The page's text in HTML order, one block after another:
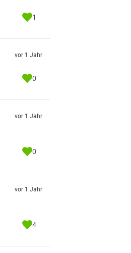
1
vor 1 Jahr
0
vor 1 Jahr
0
vor 1 Jahr
4